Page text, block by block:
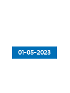
01-05-2023